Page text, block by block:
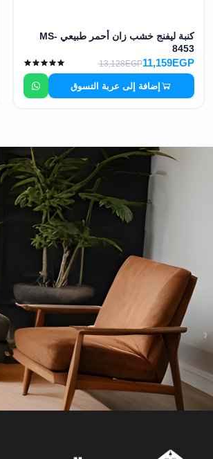
كنبة ليفنج خشب زان أحمر طبيعي MS-
8453
11,159EGP
13,128EGP
إضافة إلى عربة التسوق